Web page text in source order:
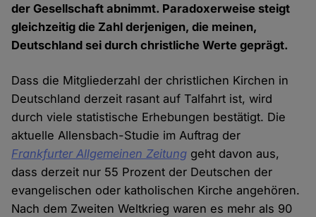
der Gesellschaft abnimmt. Paradoxerweise steigt
gleichzeitig die Zahl derjenigen, die meinen,
Deutschland sei durch christliche Werte geprägt.
Dass die Mitgliederzahl der christlichen Kirchen in
Deutschland derzeit rasant auf Talfahrt ist, wird
durch viele statistische Erhebungen bestätigt. Die
aktuelle Allensbach-Studie im Auftrag der
Frankfurter Allgemeinen Zeitung geht davon aus,
dass derzeit nur 55 Prozent der Deutschen der
evangelischen oder katholischen Kirche angehören.
Nach dem Zweiten Weltkrieg waren es mehr als 90